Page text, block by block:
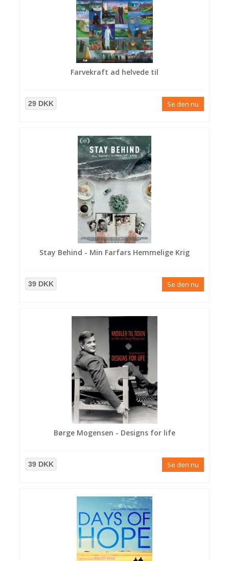
Farvekraft ad helvede til
29 DKK Se den nu
Stay Behind - Min Farfars Hemmelige Krig
39 DKK Se den nu
Børge Mogensen - Designs for life
39 DKK Se den nu